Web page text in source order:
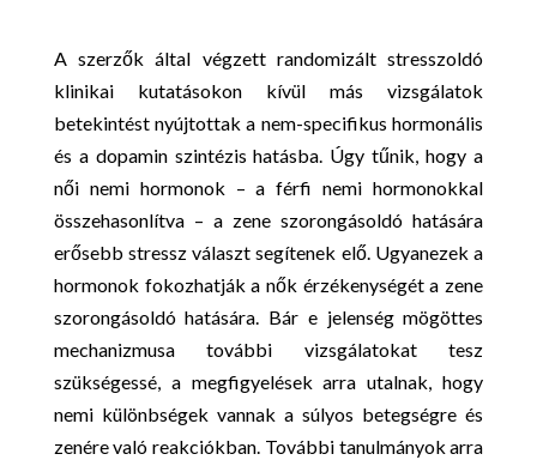
A szerzők által végzett randomizált stresszoldó
klinikai kutatásokon kívül más vizsgálatok
betekintést nyújtottak a nem-specifikus hormonális
és a dopamin szintézis hatásba. Úgy tűnik, hogy a
női nemi hormonok – a férfi nemi hormonokkal
összehasonlítva – a zene szorongásoldó hatására
erősebb stressz választ segítenek elő. Ugyanezek a
hormonok fokozhatják a nők érzékenységét a zene
szorongásoldó hatására. Bár e jelenség mögöttes
mechanizmusa további vizsgálatokat tesz
szükségessé, a megfigyelések arra utalnak, hogy
nemi különbségek vannak a súlyos betegségre és
zenére való reakciókban. További tanulmányok arra